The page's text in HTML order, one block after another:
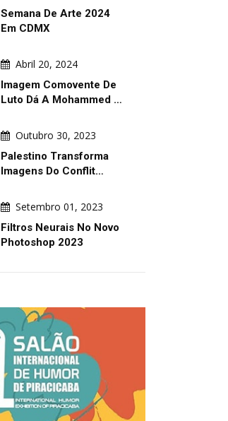
Semana De Arte 2024
Em CDMX
Abril 20, 2024
Imagem Comovente De
Luto Dá A Mohammed …
Outubro 30, 2023
Palestino Transforma
Imagens Do Conflit…
Setembro 01, 2023
Filtros Neurais No Novo
Photoshop 2023